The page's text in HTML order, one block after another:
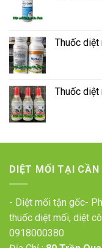
Thuốc
Thuốc
DIỆT MỐI TẠI CẦN
- Diệt mối tận gốc-
thuốc diệt mối, diệt
0918000380